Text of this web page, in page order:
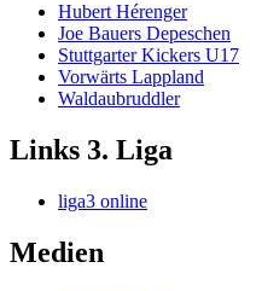
Hubert Hérenger
Joe Bauers Depeschen
Stuttgarter Kickers U17
Vorwärts Lappland
Waldaubruddler
Links 3. Liga
liga3 online
Medien